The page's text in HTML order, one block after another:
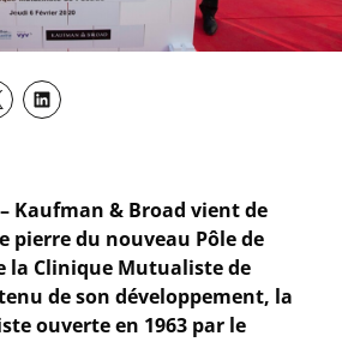
Kaufman & Broad vient de
pierre du nouveau Pôle de
la Clinique Mutualiste de
de son développement, la
ouverte en 1963 par le